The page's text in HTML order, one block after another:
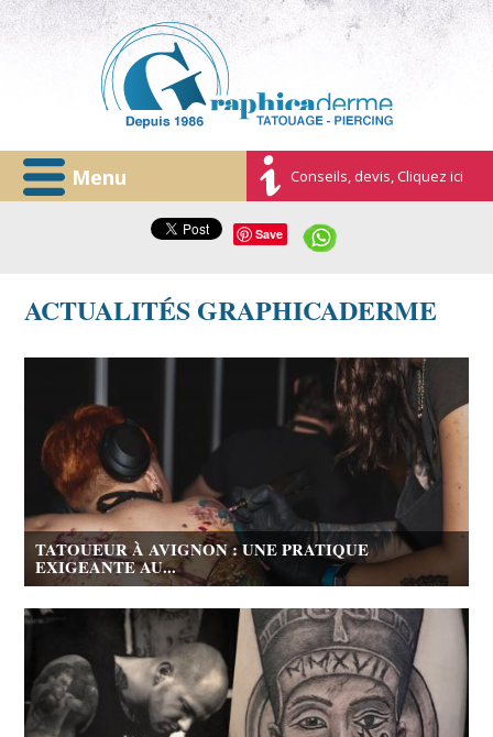
Menu Conseils, devis, Cliquez ici
Save
ACTUALITÉS GRAPHICADERME
TATOUEUR À AVIGNON : UNE PRATIQUE
EXIGEANTE AU...